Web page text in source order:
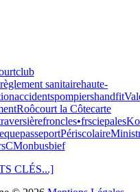
club
règlement sanitairehaute-
accidentspompiershandfit
Roôcourt la Côtecarte
froncles•frsciepales
passeportPériscolaire
CMonbusbief
CLÉS...]